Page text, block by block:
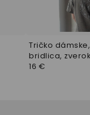
Tričko
bridlica,
16 €